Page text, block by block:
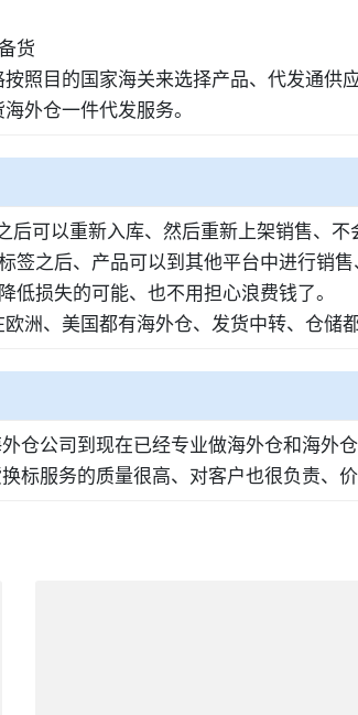
货
照目的国家海关来选择产品、代发通
外仓一件代发服务。
可以重新入库、然后重新上架销售、不
之后、产品可以到其他平台中进行销售
损失的可能、也不用担心浪费钱了。
洲、美国都有海外仓、发货中转、仓储
仓公司到现在已经专业做海外仓和海
标服务的质量很高、对客户也很负责、